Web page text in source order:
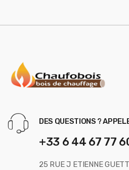
DES QUESTIONS ?
+33 6 44 67 77
25 RUE J ETIENNE